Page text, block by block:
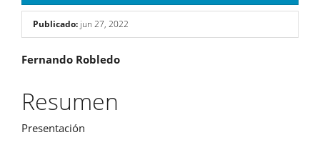
Publicado: jun 27, 2022
Contenido
principal
del
artículo
Fernando Robledo
Resumen
Presentación